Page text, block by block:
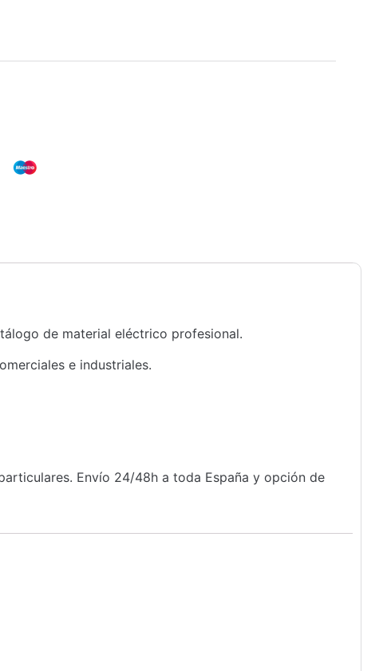
de material eléctrico profesional.
e industriales.
Envío 24/48h a toda España y opción de